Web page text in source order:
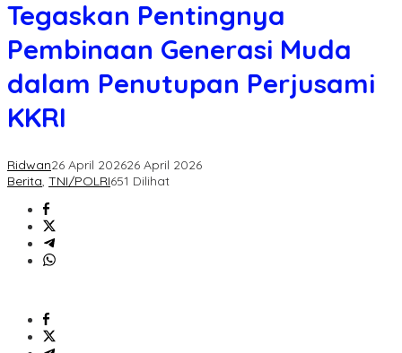
Pembinaan
Muda
Penutupan
Tegaskan Pentingnya
Pembinaan Generasi Muda
dalam Penutupan Perjusami
KKRI
Ridwan26 April 202626 April 2026
Berita, TNI/POLRI651 Dilihat